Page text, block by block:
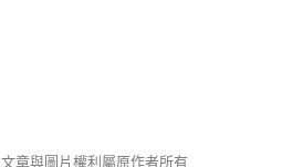
文章與圖片權利屬原作者所有